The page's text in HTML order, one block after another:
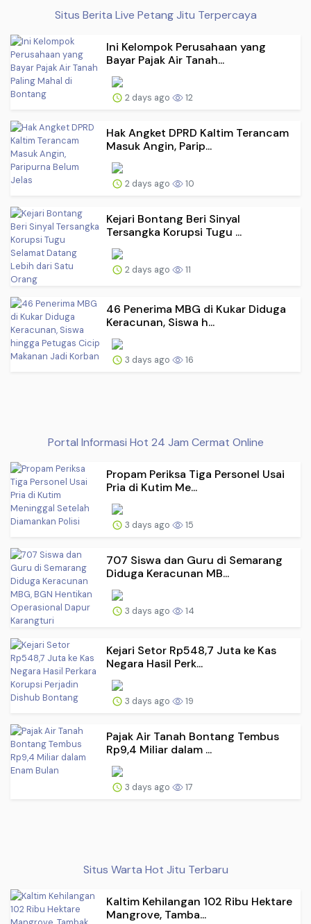
Situs Berita Live Petang Jitu Terpercaya
Ini Kelompok Perusahaan yang
Bayar Pajak Air Tanah...
2 days ago 12
Hak Angket DPRD Kaltim Terancam
Masuk Angin, Parip...
2 days ago 10
Kejari Bontang Beri Sinyal
Tersangka Korupsi Tugu ...
2 days ago 11
46 Penerima MBG di Kukar Diduga
Keracunan, Siswa h...
3 days ago 16
Portal Informasi Hot 24 Jam Cermat Online
Propam Periksa Tiga Personel Usai
Pria di Kutim Me...
3 days ago 15
707 Siswa dan Guru di Semarang
Diduga Keracunan MB...
3 days ago 14
Kejari Setor Rp548,7 Juta ke Kas
Negara Hasil Perk...
3 days ago 19
Pajak Air Tanah Bontang Tembus
Rp9,4 Miliar dalam ...
3 days ago 17
Situs Warta Hot Jitu Terbaru
Kaltim Kehilangan 102 Ribu Hektare
Mangrove, Tamba...